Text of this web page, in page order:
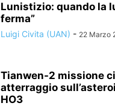
Lunistizio: quando la
ferma”
Luigi Civita (UAN) - 22 Marzo
Tianwen-2 missione
atterraggio
HO3